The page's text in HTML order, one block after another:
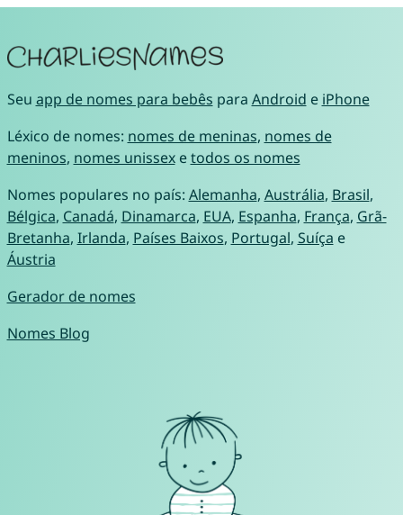
Seu app de nomes para bebês para Android e iPhone
Léxico de nomes: nomes de meninas, nomes de
meninos, nomes unissexetodos os nomes
Nomes populares no país: Alemanha, Austrália, Brasil,
Bélgica, Canadá, Dinamarca, EUA, Espanha, França, Grã-
Bretanha, Irlanda, Países Baixos, Portugal, Suíça e
Áustria
Gerador de nomes
Nomes Blog